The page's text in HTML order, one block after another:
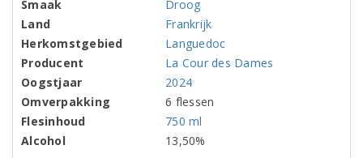
Smaak
Droog
Land
Frankrijk
Herkomstgebied
Languedoc
Producent
La Cour des Dames
Oogstjaar
2024
Omverpakking
6 flessen
Flesinhoud
750 ml
Alcohol
13,50%